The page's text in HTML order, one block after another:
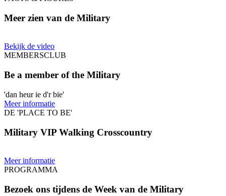
Meer zien van de Military
Bekijk de video
MEMBERSCLUB
Be a member of the Military
'dan heur ie d'r bie'
Meer informatie
DE 'PLACE TO BE'
Military VIP Walking Crosscountry
Meer informatie
PROGRAMMA
Bezoek ons tijdens de Week van de Military